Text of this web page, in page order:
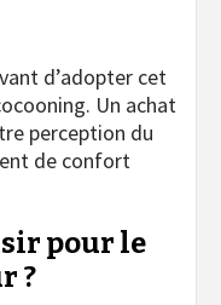
d’adopter cet
Un achat
perception du
de confort
pour le
?